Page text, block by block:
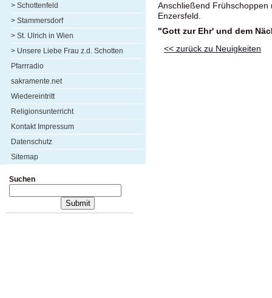
> Schottenfeld
> Stammersdorf
> St. Ulrich in Wien
> Unsere Liebe Frau z.d. Schotten
Pfarrradio
sakramente.net
Wiedereintritt
Religionsunterricht
Kontakt Impressum
Datenschutz
Sitemap
Suchen
Anschließend Frühschoppen
Enzersfeld.
"Gott zur Ehr' und dem
<< zurück zu Neuigkeiten